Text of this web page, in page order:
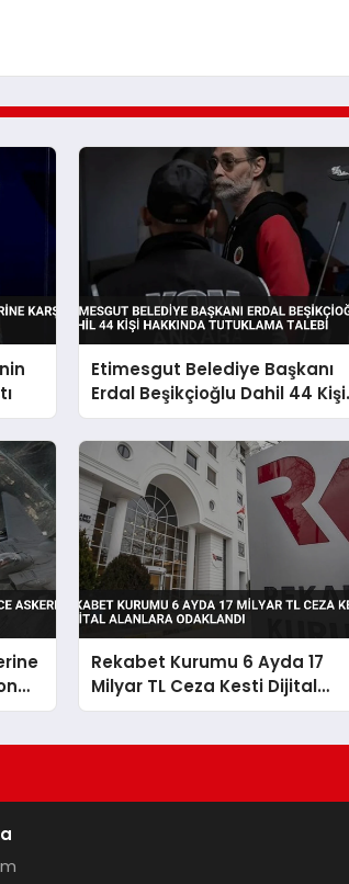
Etimesgut Belediye Başkanı
Erdal Beşikçioğlu Dahil 44 Kişi
Hakkında Tutuklama Talebi
Rekabet Kurumu 6 Ayda 17
Milyar TL Ceza Kesti Dijital
Alanlara Odaklandı